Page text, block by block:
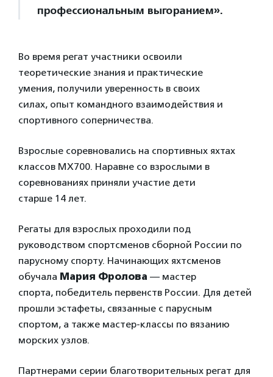
профессиональным выгоранием».
Во время регат участники освоили
теоретические знания и практические
умения, получили уверенность в своих
силах, опыт командного взаимодействия и
спортивного соперничества.
Взрослые соревновались на спортивных яхтах
классов MX700. Наравне со взрослыми в
соревнованиях приняли участие дети
старше 14 лет.
Регаты для взрослых проходили под
руководством спортсменов сборной России по
парусному спорту. Начинающих яхтсменов
обучала Мария Фролова — мастер
спорта, победитель первенств России. Для детей
прошли эстафеты, связанные с парусным
спортом, а также мастер-классы по вязанию
морских узлов.
Партнерами серии благотворительных регат для